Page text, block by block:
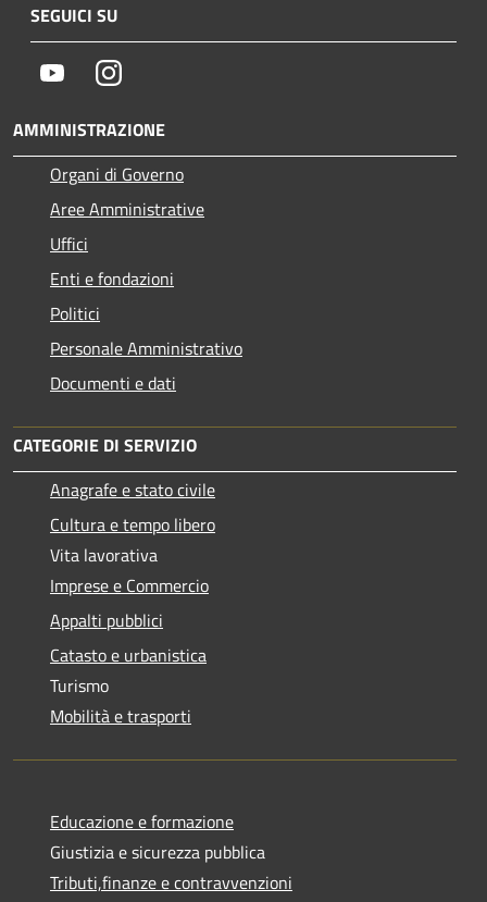
SEGUICI SU
YoutubeInstagram
AMMINISTRAZIONE
Organi di Governo
Aree Amministrative
Uffici
Enti e fondazioni
Politici
Personale Amministrativo
Documenti e dati
CATEGORIE DI SERVIZIO
Anagrafe e stato civile
Cultura e tempo libero
Vita lavorativa
Imprese e Commercio
Appalti pubblici
Catasto e urbanistica
Turismo
Mobilità e trasporti
Educazione e formazione
Giustizia e sicurezza pubblica
Tributi,finanze e contravvenzioni